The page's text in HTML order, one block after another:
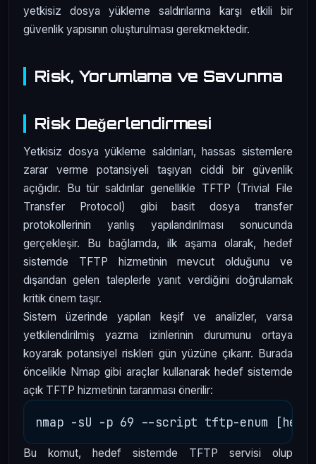
yetkisiz dosya yükleme saldırılarına karşı etkili bir
güvenlik yapısının oluşturulması gerekmektedir.
Risk, Yorumlama ve Savunma
Risk Değerlendirmesi
Yetkisiz dosya yükleme saldırıları, hassas sistemlere
zarar verme potansiyeli taşıyan ciddi bir güvenlik
açığıdır. Bu tür saldırılar genellikle TFTP (Trivial File
Transfer Protocol) gibi basit dosya transfer
protokollerinin yanlış yapılandırılması sonucunda
gerçekleşir. Bu bağlamda, ilk aşama olarak, hedef
sistemde TFTP hizmetinin mevcut olduğunu ve
dışarıdan gelen taleplerle yanıt verdiğini doğrulamak
kritik önem taşır.
Sistem üzerinde yapılan keşif ve analizler, varsa
yetkilendirilmiş yazma izinlerinin durumunu ortaya
koyarak potansiyel riskleri gün yüzüne çıkarır. Burada
öncelikle Nmap gibi araçlar kullanarak hedef sistemde
açık TFTP hizmetinin taranması önerilir:
Bu komut, hedef sistemde TFTP servisi olup